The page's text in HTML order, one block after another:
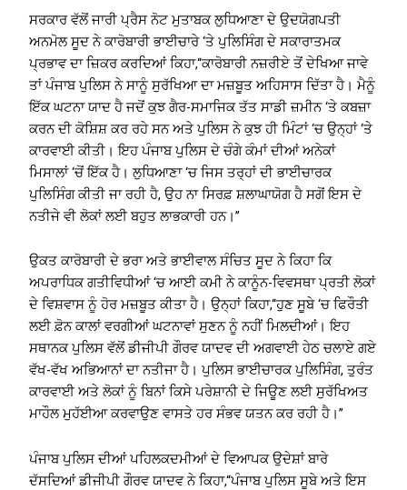
ਸਰਕਾਰ ਵੱਲੋਂ ਜਾਰੀ ਪ੍ਰੈਸ ਨੋਟ ਮੁਤਾਬਕ ਲੁਧਿਆਣਾ ਦੇ ਉਦਯੋਗਪਤੀ
ਅਨਮੋਲ ਸੂਦ ਨੇ ਕਾਰੋਬਾਰੀ ਭਾਈਚਾਰੇ ‘ਤੇ ਪੁਲਿਸਿੰਗ ਦੇ ਸਕਾਰਾਤਮਕ
ਪ੍ਰਭਾਵ ਦਾ ਜ਼ਿਕਰ ਕਰਦਿਆਂ ਕਿਹਾ,“ਕਾਰੋਬਾਰੀ ਨਜ਼ਰੀਏ ਤੋਂ ਦੇਖਿਆ ਜਾਵੇ
ਤਾਂ ਪੰਜਾਬ ਪੁਲਿਸ ਨੇ ਸਾਨੂੰ ਸੁਰੱਖਿਆ ਦਾ ਮਜ਼ਬੂਤ ਅਹਿਸਾਸ ਦਿੱਤਾ ਹੈ। ਮੈਨੂੰ
ਇੱਕ ਘਟਨਾ ਯਾਦ ਹੈ ਜਦੋਂ ਕੁਝ ਗੈਰ-ਸਮਾਜਿਕ ਤੱਤ ਸਾਡੀ ਜ਼ਮੀਨ ‘ਤੇ ਕਬਜ਼ਾ
ਕਰਨ ਦੀ ਕੋਸ਼ਿਸ਼ ਕਰ ਰਹੇ ਸਨ ਅਤੇ ਪੁਲਿਸ ਨੇ ਕੁਝ ਹੀ ਮਿੰਟਾਂ ‘ਚ ਉਨ੍ਹਾਂ ‘ਤੇ
ਕਾਰਵਾਈ ਕੀਤੀ। ਇਹ ਪੰਜਾਬ ਪੁਲਿਸ ਦੇ ਚੰਗੇ ਕੰਮਾਂ ਦੀਆਂ ਅਨੇਕਾਂ
ਮਿਸਾਲਾਂ ‘ਚੋਂ ਇੱਕ ਹੈ। ਲੁਧਿਆਣਾ ‘ਚ ਜਿਸ ਤਰ੍ਹਾਂ ਦੀ ਭਾਈਚਾਰਕ
ਪੁਲਿਸਿੰਗ ਕੀਤੀ ਜਾ ਰਹੀ ਹੈ, ਉਹ ਨਾ ਸਿਰਫ਼ ਸ਼ਲਾਘਾਯੋਗ ਹੈ ਸਗੋਂ ਇਸ ਦੇ
ਨਤੀਜੇ ਵੀ ਲੋਕਾਂ ਲਈ ਬਹੁਤ ਲਾਭਕਾਰੀ ਹਨ।”
ਉਕਤ ਕਾਰੋਬਾਰੀ ਦੇ ਭਰਾ ਅਤੇ ਭਾਈਵਾਲ ਸੰਚਿਤ ਸੂਦ ਨੇ ਕਿਹਾ ਕਿ
ਅਪਰਾਧਿਕ ਗਤੀਵਿਧੀਆਂ ‘ਚ ਆਈ ਕਮੀ ਨੇ ਕਾਨੂੰਨ-ਵਿਵਸਥਾ ਪ੍ਰਤੀ ਲੋਕਾਂ
ਦੇ ਵਿਸ਼ਵਾਸ ਨੂੰ ਹੋਰ ਮਜ਼ਬੂਤ ਕੀਤਾ ਹੈ। ਉਨ੍ਹਾਂ ਕਿਹਾ,“ਹੁਣ ਸੂਬੇ ‘ਚ ਫਿਰੌਤੀ
ਲਈ ਫ਼ੋਨ ਕਾਲਾਂ ਵਰਗੀਆਂ ਘਟਨਾਵਾਂ ਸੁਣਨ ਨੂੰ ਨਹੀਂ ਮਿਲਦੀਆਂ। ਇਹ
ਸਥਾਨਕ ਪੁਲਿਸ ਵੱਲੋਂ ਡੀਜੀਪੀ ਗੌਰਵ ਯਾਦਵ ਦੀ ਅਗਵਾਈ ਹੇਠ ਚਲਾਏ ਗਏ
ਵੱਖ-ਵੱਖ ਅਭਿਆਨਾਂ ਦਾ ਨਤੀਜਾ ਹੈ। ਪੁਲਿਸ ਭਾਈਚਾਰਕ ਪੁਲਿਸਿੰਗ, ਤੁਰੰਤ
ਕਾਰਵਾਈ ਅਤੇ ਲੋਕਾਂ ਨੂੰ ਬਿਨਾਂ ਕਿਸੇ ਪਰੇਸ਼ਾਨੀ ਦੇ ਜਿਊਣ ਲਈ ਸੁਰੱਖਿਅਤ
ਮਾਹੌਲ ਮੁਹੱਈਆ ਕਰਵਾਉਣ ਵਾਸਤੇ ਹਰ ਸੰਭਵ ਯਤਨ ਕਰ ਰਹੀ ਹੈ।”
ਪੰਜਾਬ ਪੁਲਿਸ ਦੀਆਂ ਪਹਿਲਕਦਮੀਆਂ ਦੇ ਵਿਆਪਕ ਉਦੇਸ਼ਾਂ ਬਾਰੇ
ਦੱਸਦਿਆਂ ਡੀਜੀਪੀ ਗੌਰਵ ਯਾਦਵ ਨੇ ਕਿਹਾ,“ਪੰਜਾਬ ਪੁਲਿਸ ਸੂਬੇ ਅਤੇ ਇਸ